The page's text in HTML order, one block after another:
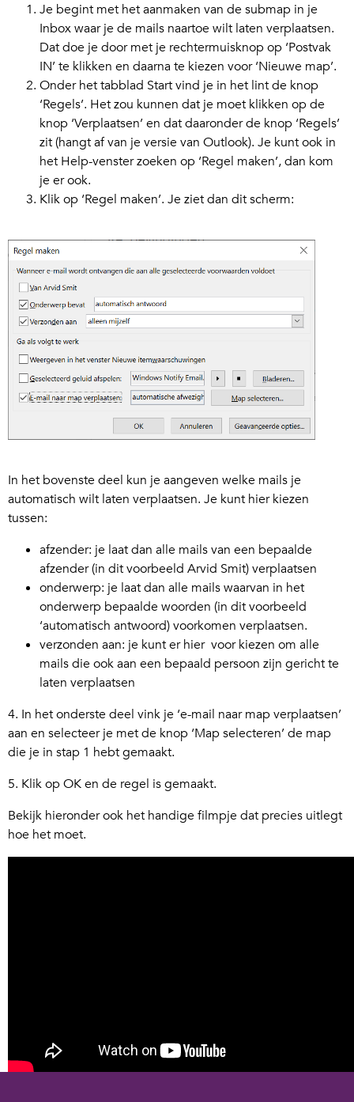
Je begint met het aanmaken van de submap in je
Inbox waar je de mails naartoe wilt laten verplaatsen.
Dat doe je door met je rechtermuisknop op ‘Postvak
IN’ te klikken en daarna te kiezen voor ‘Nieuwe map’.
Onder het tabblad Start vind je in het lint de knop
‘Regels’. Het zou kunnen dat je moet klikken op de
knop ‘Verplaatsen’ en dat daaronder de knop ‘Regels’
zit (hangt af van je versie van Outlook). Je kunt ook in
het Help-venster zoeken op ‘Regel maken’, dan kom
je er ook.
Klik op ‘Regel maken’. Je ziet dan dit scherm:
In het bovenste deel kun je aangeven welke mails je
automatisch wilt laten verplaatsen. Je kunt hier kiezen
tussen:
afzender: je laat dan alle mails van een bepaalde
afzender (in dit voorbeeld Arvid Smit) verplaatsen
onderwerp: je laat dan alle mails waarvan in het
onderwerp bepaalde woorden (in dit voorbeeld
‘automatisch antwoord) voorkomen verplaatsen.
verzonden aan: je kunt er hier voor kiezen om alle
mails die ook aan een bepaald persoon zijn gericht te
laten verplaatsen
4. In het onderste deel vink je ‘e-mail naar map verplaatsen’
aan en selecteer je met de knop ‘Map selecteren’ de map
die je in stap 1 hebt gemaakt.
5. Klik op OK en de regel is gemaakt.
Bekijk hieronder ook het handige filmpje dat precies uitlegt
hoe het moet.